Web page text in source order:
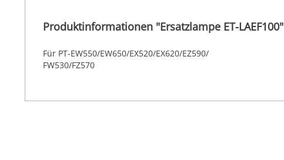
Produktinformationen "Ersatzlampe ET-LAEF100"
Für PT-EW550/EW650/EX520/EX620/EZ590/
FW530/FZ570